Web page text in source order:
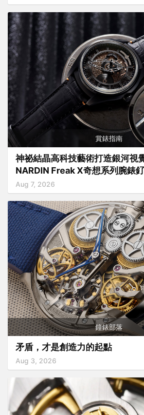
賞錶指南
神祕結晶高科技藝術打造銀河視
NARDIN Freak X奇想系列腕錶
Aug 7, 2026
鐘錶部落
矛盾，才是創造力的起點
Aug 3, 2026